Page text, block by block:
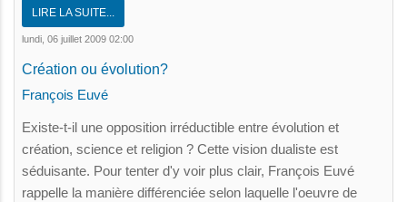
LIRE LA SUITE...
lundi, 06 juillet 2009 02:00
Création ou évolution?
François Euvé
Existe-t-il une opposition irréductible entre évolution et
création, science et religion ? Cette vision dualiste est
séduisante. Pour tenter d'y voir plus clair, François Euvé
rappelle la manière différenciée selon laquelle l'oeuvre de